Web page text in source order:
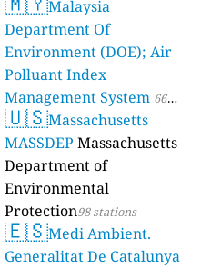
Malaysia
Department Of
Environment (DOE); Air
Polluant Index
Management System 66
stations
🇺🇸Massachusetts
MASSDEP Massachusetts
Department of
Environmental
Protection98 stations
🇪🇸Medi Ambient.
Generalitat De Catalunya